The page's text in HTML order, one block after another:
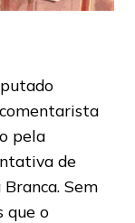
pela
de
Sem
que o